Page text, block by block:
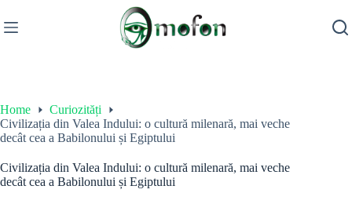
to
content
Home
Curiozități
Civilizația din Valea Indului: o cultură milenară, mai veche
decât cea a Babilonului și Egiptului
Civilizația din Valea Indului: o cultură milenară, mai veche
decât cea a Babilonului și Egiptului